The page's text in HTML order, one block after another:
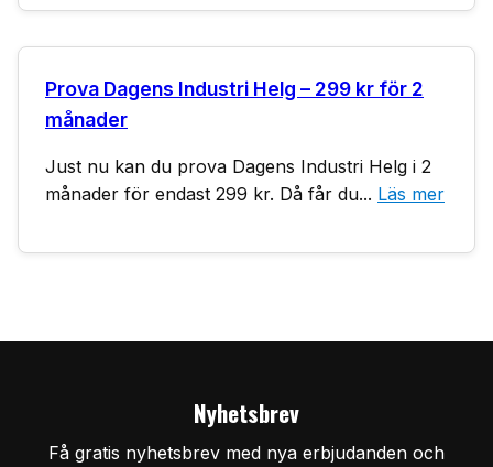
Prova Dagens Industri Helg – 299 kr för 2
månader
Just nu kan du prova Dagens Industri Helg i 2
månader för endast 299 kr. Då får du... Läs mer
Nyhetsbrev
Få gratis nyhetsbrev med nya erbjudanden och